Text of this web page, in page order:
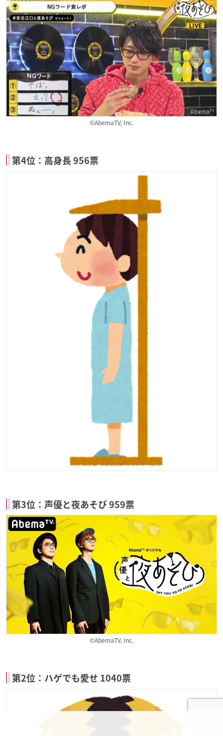
©AbemaTV, Inc.
第4位：高身長 956票
第3位：声優と夜あそび 959票
©AbemaTV, Inc.
第2位：ハゲでも愛せ 1040票